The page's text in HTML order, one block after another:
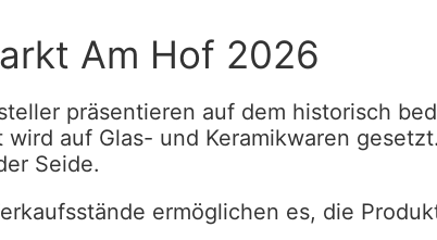
Am Hof 2026
präsentieren auf dem historisch
wird auf Glas- und Keramikwaren
Seide.
ermöglichen es, die